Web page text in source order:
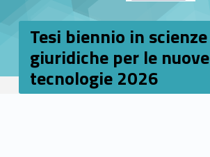
Tesi biennio in scienze
giuridiche per le nuove
tecnologie 2026